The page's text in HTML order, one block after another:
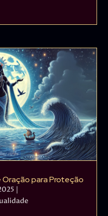
Oração para Proteção
|